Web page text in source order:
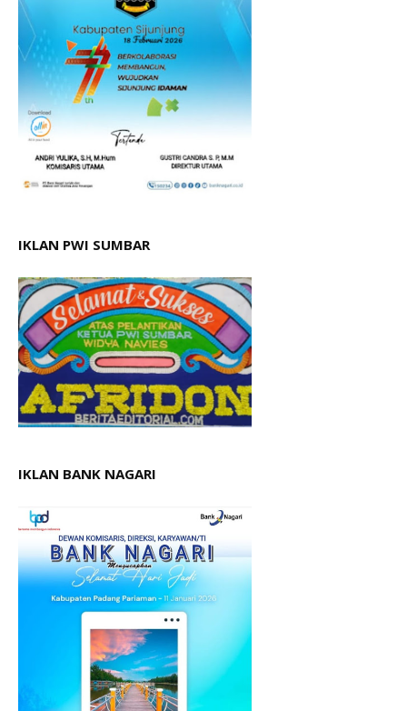
IKLAN PWI SUMBAR
IKLAN BANK NAGARI